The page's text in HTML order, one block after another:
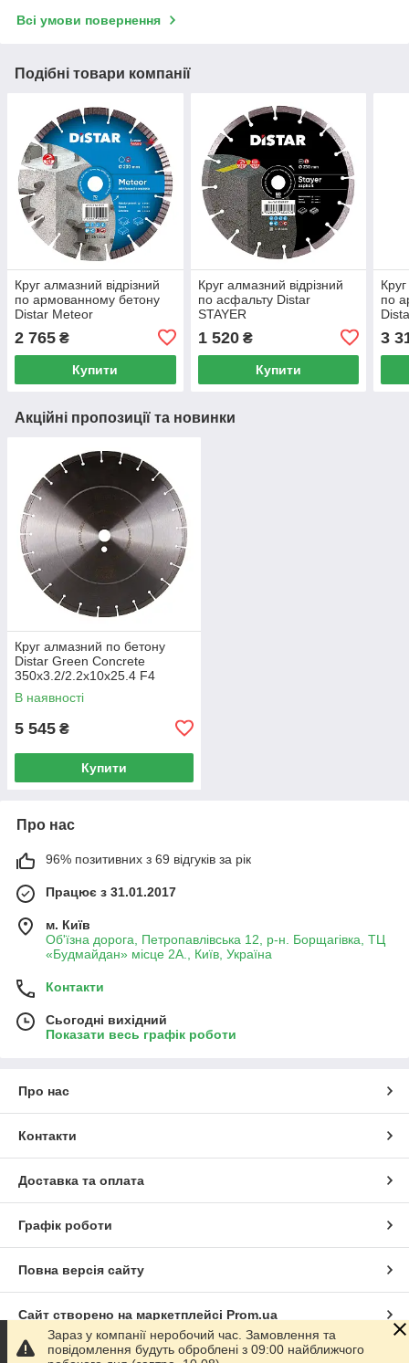
Всі умови повернення
Подібні товари компанії
Круг алмазний вiдрiзний
по армованному бетону
Distar Meteor
2 765 ₴
Купити
Круг алмазний відрізний
по асфальту Distar
STAYER
1 520₴
Купити
по
3
Акційні пропозиції та новинки
Круг алмазний по бетону
Distar Green Concrete
350x3.2/2.2x10x25.4 F4
В наявності
5 545 ₴
Купити
Про нас
96% позитивних з 69 відгуків за рік
Працює з 31.01.2017
м. Київ
Об'їзна дорога, Петропавлівська 12, р-н. Борщагівка, ТЦ
«Будмайдан» місце 2А., Київ, Україна
Контакти
Сьогодні вихідний
Показати весь графік роботи
Про нас
Контакти
Доставка та оплата
Графік роботи
Повна версія сайту
Сайт створено на маркетплейсі Prom.ua
Політика конфіденційності
Зараз у компанії неробочий час. Замовлення та
повідомлення будуть оброблені з 09:00 найближчого